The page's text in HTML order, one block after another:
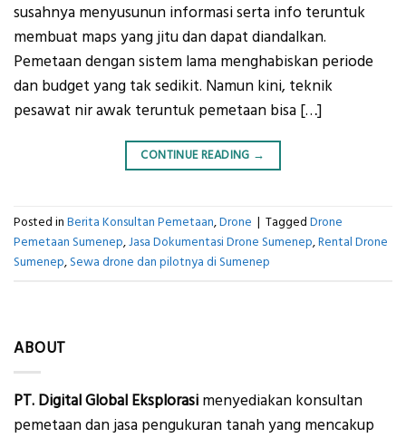
susahnya menyusunun informasi serta info teruntuk
membuat maps yang jitu dan dapat diandalkan.
Pemetaan dengan sistem lama menghabiskan periode
dan budget yang tak sedikit. Namun kini, teknik
pesawat nir awak teruntuk pemetaan bisa […]
CONTINUE READING →
Posted in Berita Konsultan Pemetaan,Drone | Tagged Drone
Pemetaan Sumenep,Jasa Dokumentasi Drone Sumenep,Rental Drone
Sumenep,Sewa drone dan pilotnya di Sumenep
ABOUT
PT. Digital Global Eksplorasi menyediakan konsultan
pemetaan dan jasa pengukuran tanah yang mencakup